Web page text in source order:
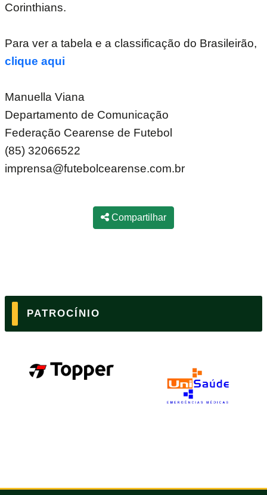
Corinthians.
Para ver a tabela e a classificação do Brasileirão,
clique aqui
Manuella Viana
Departamento de Comunicação
Federação Cearense de Futebol
(85) 32066522
imprensa@futebolcearense.com.br
Compartilhar
PATROCÍNIO